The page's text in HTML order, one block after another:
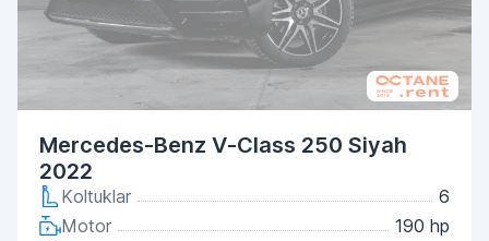
Mercedes-Benz V-Class 250 Siyah
2022
Koltuklar
6
Motor
190 hp